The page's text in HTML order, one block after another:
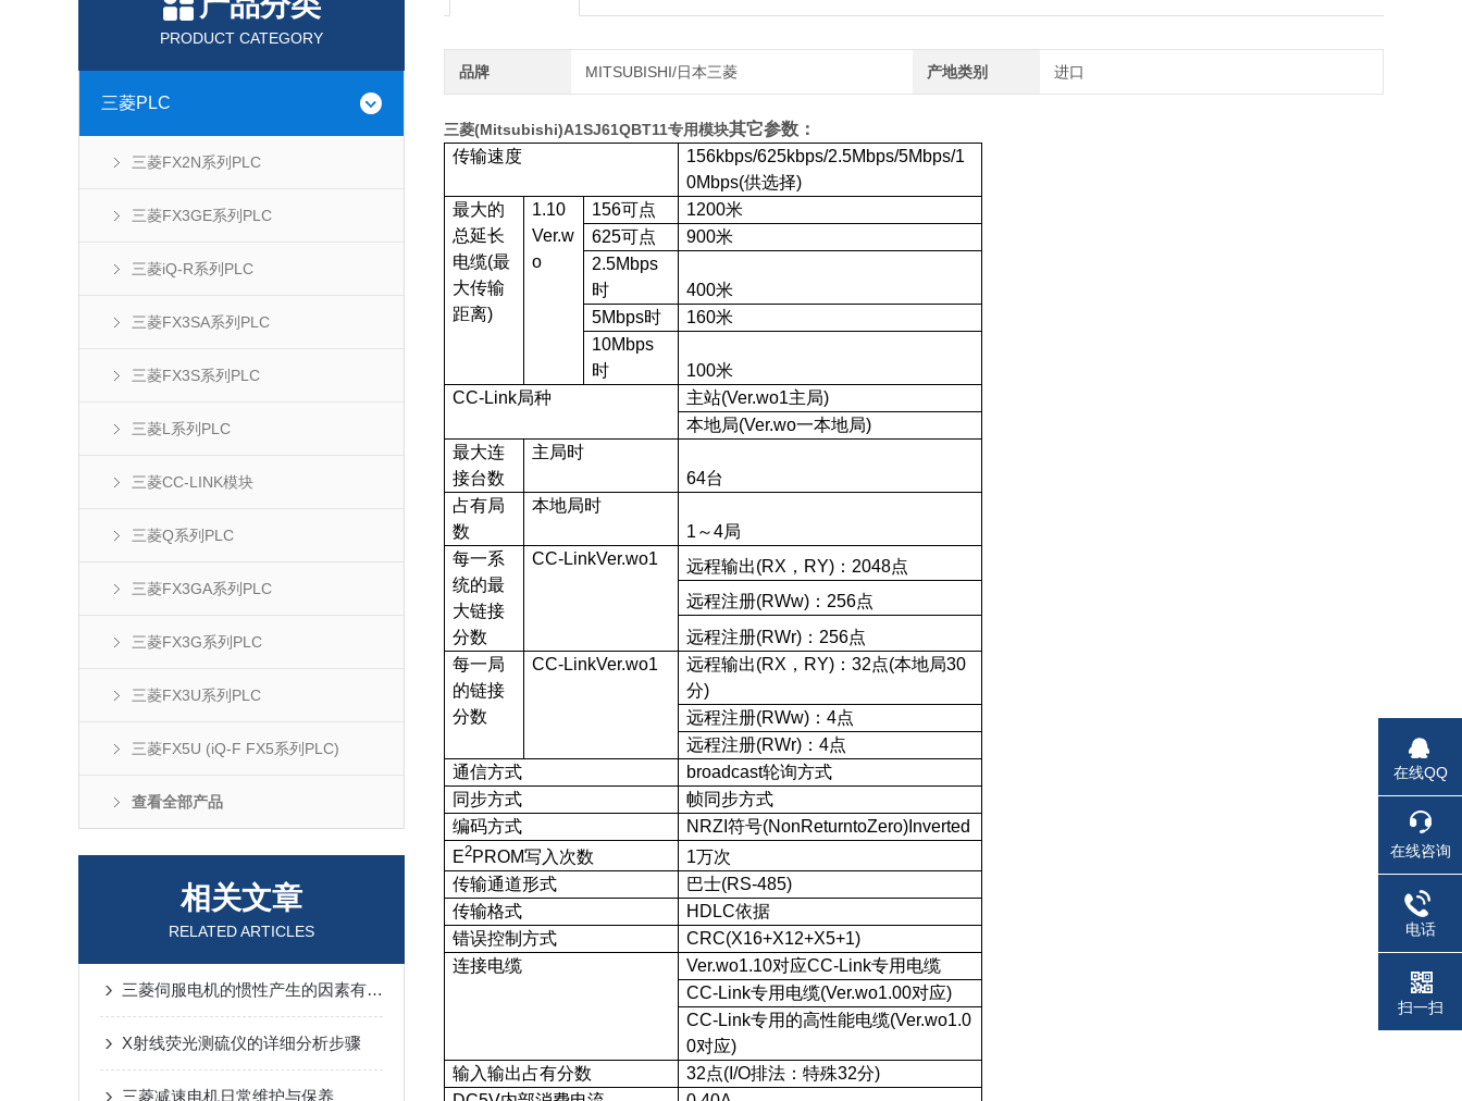
PRODUCT CATEGORY
三菱PLC
三菱FX2N系列PLC
三菱FX3GE系列PLC
三菱iQ-R系列PLC
三菱FX3SA系列PLC
三菱FX3S系列PLC
三菱L系列PLC
三菱CC-LINK模块
三菱Q系列PLC
三菱FX3GA系列PLC
三菱FX3G系列PLC
三菱FX3U系列PLC
三菱FX5U (iQ-F FX5系列PLC)
查看全部产品
相关文章
RELATED ARTICLES
三菱伺服电机的惯性产生的因素有哪些？
X射线荧光测硫仪的详细分析步骤
三菱减速电机日常维护与保养
品牌 MITSUBISHI/日本三菱 产地类别 进口
三菱(Mitsubishi)A1SJ61QBT11专用模块其它参数：
传输速度
156kbps/625kbps/2.5Mbps/5Mbps/1
0Mbps(供选择)
最大的
总延长
电缆(最
大传输
距离)
1.10
Ver.w
o
156可点 1200米
625可点 900米
2.5Mbps
时
400米
5Mbps时 160米
10Mbps
时
100米
CC-Link局种
主站(Ver.wo1主局)
本地局(Ver.wo一本地局)
最大连
接台数
主局时
64台
占有局
数
本地局时
1 ～4局
每一系
统的最
大链接
分数
CC-LinkVer.wo1
远程输出(RX，RY)：2048点
远程注册(RWw)：256点
远程注册(RWr)：256点
每一局
的链接
分数
CC-LinkVer.wo1
远程输出(RX，RY)：32点(本地局30
分)
远程注册(RWw)：4点
远程注册(RWr)：4点
通信方式
broadcast轮询方式
同步方式
帧同步方式
编码方式
NRZI符号(NonReturntoZero)Inverted
E2PROM写入次数 1万次
传输通道形式
巴士(RS-485)
传输格式
HDLC依据
错误控制方式
CRC(X16+X12+X5+1)
连接电缆
Ver.wo1.10对应CC-Link专用电缆
CC-Link专用电缆(Ver.wo1.00对应)
CC-Link专用的高性能电缆(Ver.wo1.0
0对应)
输入输出占有分数
32点(I/O排法：特殊32分)
在线QQ
在线咨询
电话
扫一扫